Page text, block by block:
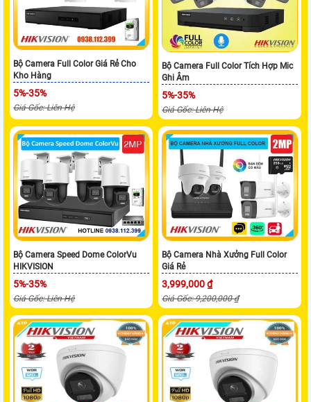
Bộ Camera Full Color Giá Rẻ Cho
Kho Hàng
5%-35%
Giá Gốc: Liên Hệ
Bộ Camera Full Color Tích Hợp Mic
Ghi Âm
5%-35%
Giá Gốc: Liên Hệ
Bộ Camera Speed Dome ColorVu
HIKVISION
5%-35%
Giá Gốc: Liên Hệ
Bộ Camera Nhà Xưởng Full Color
Giá Rẻ
3,999,000 ₫
Giá Gốc: 9,200,000 ₫